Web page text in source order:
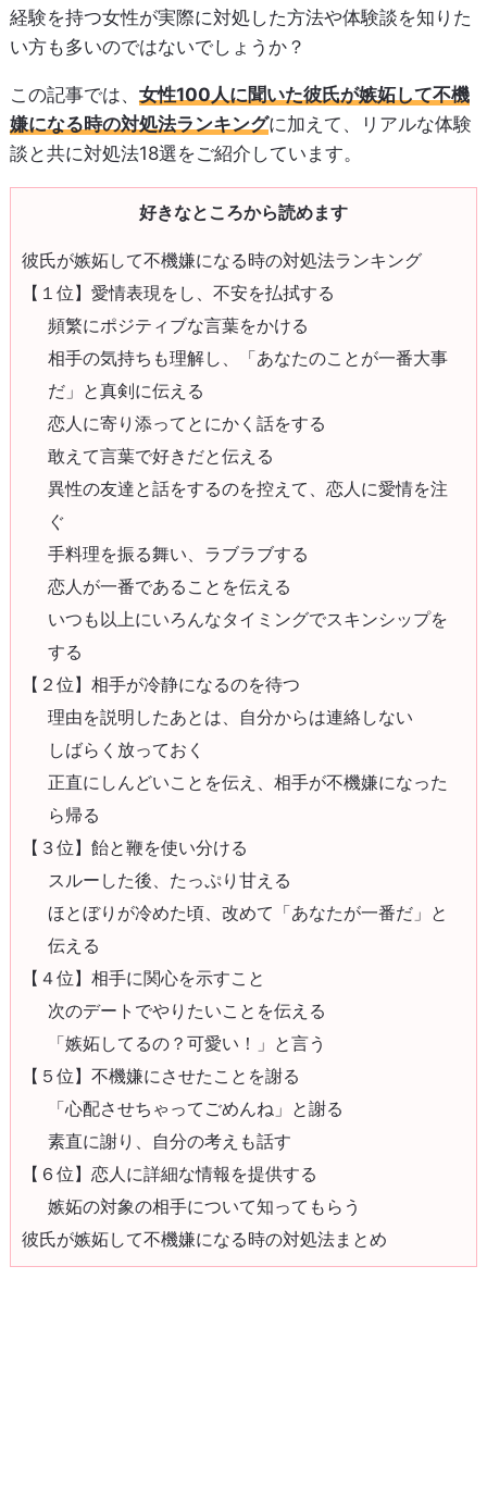
経験を持つ女性が実際に対処した方法や体験談を知りた
い方も多いのではないでしょうか？
この記事では、 女性100人に聞いた彼氏が嫉妬して不機
嫌になる時の対処法ランキングに加えて、リアルな体験
談と共に対処法18選をご紹介しています。
好きなところから読めます
彼氏が嫉妬して不機嫌になる時の対処法ランキング
【１位】愛情表現をし、不安を払拭する
頻繁にポジティブな言葉をかける
相手の気持ちも理解し、「あなたのことが一番大事
だ」と真剣に伝える
恋人に寄り添ってとにかく話をする
敢えて言葉で好きだと伝える
異性の友達と話をするのを控えて、恋人に愛情を注
ぐ
手料理を振る舞い、ラブラブする
恋人が一番であることを伝える
いつも以上にいろんなタイミングでスキンシップを
する
【２位】相手が冷静になるのを待つ
理由を説明したあとは、自分からは連絡しない
しばらく放っておく
正直にしんどいことを伝え、相手が不機嫌になった
ら帰る
【３位】飴と鞭を使い分ける
スルーした後、たっぷり甘える
ほとぼりが冷めた頃、改めて「あなたが一番だ」と
伝える
【４位】相手に関心を示すこと
次のデートでやりたいことを伝える
「嫉妬してるの？可愛い！」と言う
【５位】不機嫌にさせたことを謝る
「心配させちゃってごめんね」と謝る
素直に謝り、自分の考えも話す
【６位】恋人に詳細な情報を提供する
嫉妬の対象の相手について知ってもらう
彼氏が嫉妬して不機嫌になる時の対処法まとめ